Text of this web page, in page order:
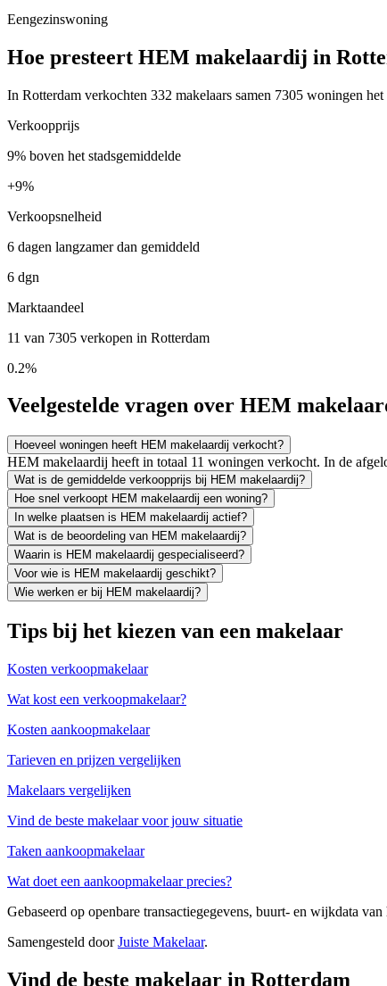
Eengezinswoning
Hoe presteert HEM makelaardij in
In Rotterdam verkochten 332 makelaars samen 7305 woningen
Verkoopprijs
9% boven het stadsgemiddelde
+9%
Verkoopsnelheid
6 dagen langzamer dan gemiddeld
6 dgn
Marktaandeel
11 van 7305 verkopen in Rotterdam
0.2%
Veelgestelde vragen over HEM
Hoeveel woningen heeft HEM makelaardij verkocht?
HEM makelaardij heeft in totaal 11 woningen verkocht. In de
Wat is de gemiddelde verkoopprijs bij HEM makelaardij?
Hoe snel verkoopt HEM makelaardij een woning?
In welke plaatsen is HEM makelaardij actief?
Wat is de beoordeling van HEM makelaardij?
Waarin is HEM makelaardij gespecialiseerd?
Voor wie is HEM makelaardij geschikt?
Wie werken er bij HEM makelaardij?
Tips bij het kiezen van een makelaar
Kosten verkoopmakelaar
Wat kost een verkoopmakelaar?
Kosten aankoopmakelaar
Tarieven en prijzen vergelijken
Makelaars vergelijken
Vind de beste makelaar voor jouw situatie
Taken aankoopmakelaar
Wat doet een aankoopmakelaar precies?
Gebaseerd op openbare transactiegegevens, buurt- en wijkdata
Samengesteld doorJuiste Makelaar.
Vind de beste makelaar in Rotterdam